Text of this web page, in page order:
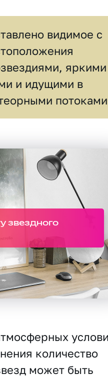
видимое c
яркими
и идущими в
звездного
количество
может быть